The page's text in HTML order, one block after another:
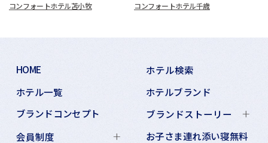
コンフォートホテル苫小牧 コンフォートホテル千歳
HOME
ホテル検索
ホテル一覧
ホテルブランド
ブランドコンセプト
ブランドストーリー
会員制度
お子さま連れ添い寝無料